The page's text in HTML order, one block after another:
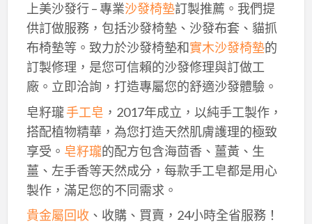
上美沙發行 – 專業沙發椅墊訂製推薦。我們提
供訂做服務，包括沙發椅墊、沙發布套、貓抓
布椅墊等。致力於沙發椅墊和實木沙發椅墊的
訂製修理，是您可信賴的沙發修理與訂做工
廠。立即洽詢，打造專屬您的舒適沙發體驗。
皂籽瓏手工皂 ，2017年成立，以純手工製作，
搭配植物精華，為您打造天然肌膚護理的極致
享受。 皂籽瓏的配方包含海茴香、薑黃、生
薑、左手香等天然成分，每款手工皂都是用心
製作，滿足您的不同需求。
貴金屬回收、收購、買賣，24小時全省服務！